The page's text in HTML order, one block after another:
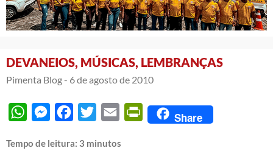
DEVANEIOS, MÚSICAS, LEMBRANÇAS
Pimenta Blog - 6 de agosto de 2010
WhatsAppMessengerFacebook
Twitter Email PrintFriendly
Share
Tempo de leitura: 3 minutos